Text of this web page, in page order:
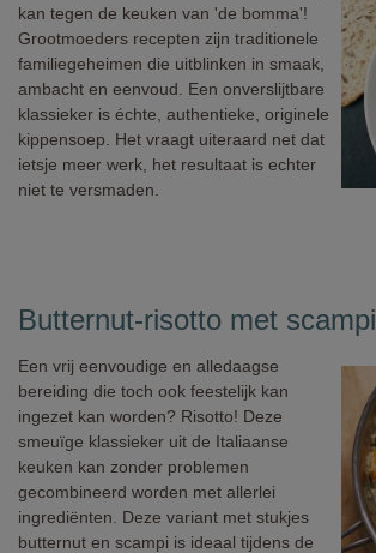
kan tegen de keuken van 'de bomma'!
Grootmoeders recepten zijn traditionele
familiegeheimen die uitblinken in smaak,
ambacht en eenvoud. Een onverslijtbare
klassieker is échte, authentieke, originele
kippensoep. Het vraagt uiteraard net dat
ietsje meer werk, het resultaat is echter
niet te versmaden.
Butternut-risotto met scampi
Een vrij eenvoudige en alledaagse
bereiding die toch ook feestelijk kan
ingezet kan worden? Risotto! Deze
smeuïge klassieker uit de Italiaanse
keuken kan zonder problemen
gecombineerd worden met allerlei
ingrediënten. Deze variant met stukjes
butternut en scampi is ideaal tijdens de